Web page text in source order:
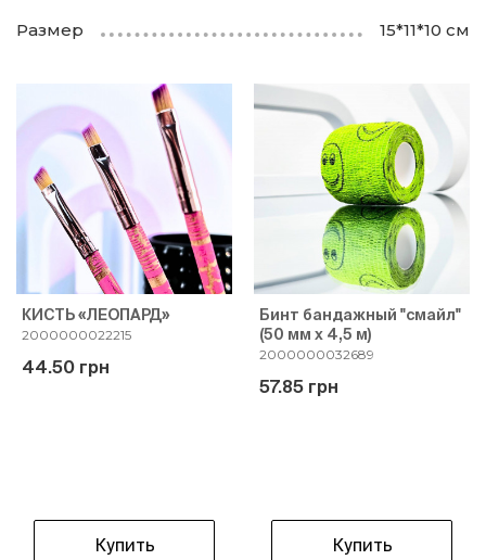
Размер 15*11*10 см
КИСТЬ «ЛЕОПАРД»
2000000022215
44.50 грн
Купить
Бинт бандажный "смайл"
(50 мм х 4,5 м)
2000000032689
57.85 грн
Купить